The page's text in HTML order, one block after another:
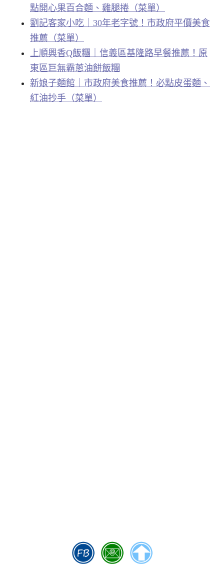
點開心果百合麵、雞腿捲（菜單）
劉記客家小吃｜30年老字號！市政府平價美食
推薦（菜單）
上順興香Q飯糰｜信義區基隆路早餐推薦！原
東區巨無霸蔥油餅飯糰
新娘子麵館｜市政府美食推薦！必點皮蛋麵、
紅油抄手（菜單）